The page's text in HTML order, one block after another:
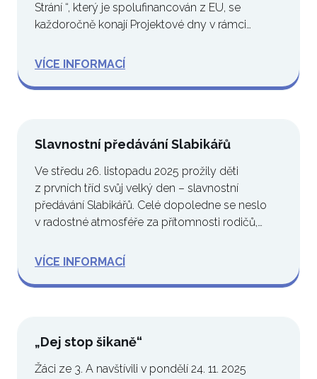
Strání “, který je spolufinancován z EU, se
každoročně konají Projektové dny v rámci…
VÍCE INFORMACÍ
Slavnostní předávání Slabikářů
Ve středu 26. listopadu 2025 prožily děti
z prvních tříd svůj velký den – slavnostní
předávání Slabikářů. Celé dopoledne se neslo
v radostné atmosféře za přítomnosti rodičů,
VÍCE INFORMACÍ
„Dej stop šikaně“
Žáci ze 3. A navštívili v pondělí 24. 11. 2025